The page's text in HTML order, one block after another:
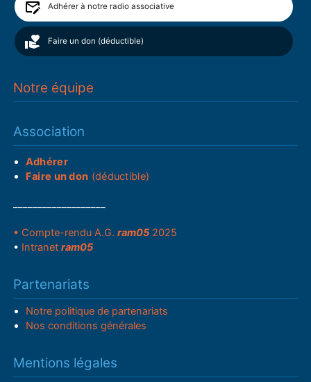
Adhérer à notre radio associative
Faire un don (déductible)
Notre équipe
Association
Adhérer
Faire un don (déductible)
• Compte-rendu A.G.ram05 2025
• Intranetram05
Partenariats
Notre politique de partenariats
Nos conditions générales
Mentions légales